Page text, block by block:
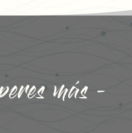
más -